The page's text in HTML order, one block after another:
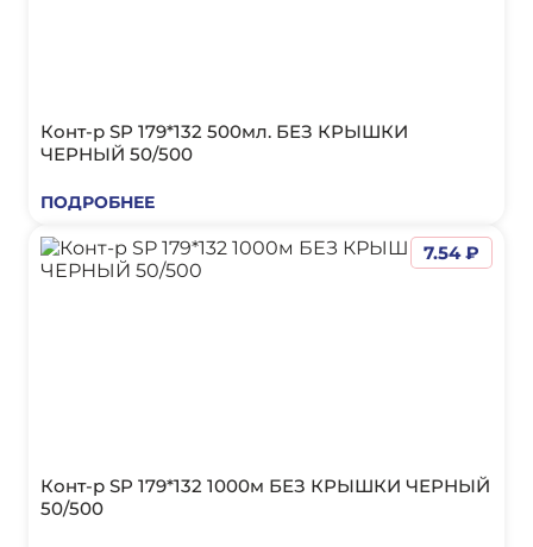
Конт-р SP 179*132 500мл. БЕЗ КРЫШКИ
ЧЕРНЫЙ 50/500
ПОДРОБНЕЕ
Конт-р SP 179*132 1000м БЕЗ КРЫШКИ ЧЕРНЫЙ
50/500
7.54 ₽